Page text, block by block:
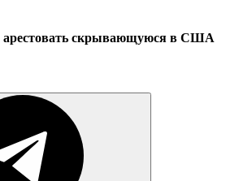
скрывающуюся в США